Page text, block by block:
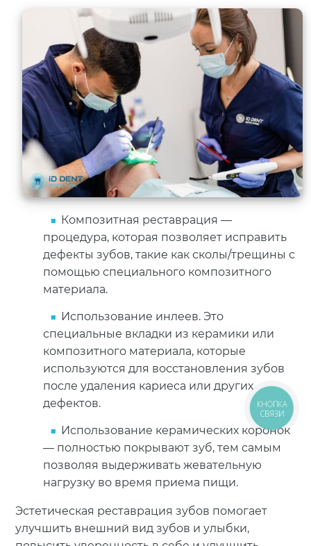
Композитная реставрация —
процедура, которая позволяет исправить
дефекты зубов, такие как сколы/трещины с
помощью специального композитного
материала.
Использование инлеев. Это
специальные вкладки из керамики или
композитного материала, которые
используются для восстановления зубов
после удаления кариеса или других
дефектов.
Использование керамических коронок
— полностью покрывают зуб, тем самым
позволяя выдерживать жевательную
нагрузку во время приема пищи.
Эстетическая реставрация зубов помогает
улучшить внешний вид зубов и улыбки,
КНОПКА
СВЯЗИ